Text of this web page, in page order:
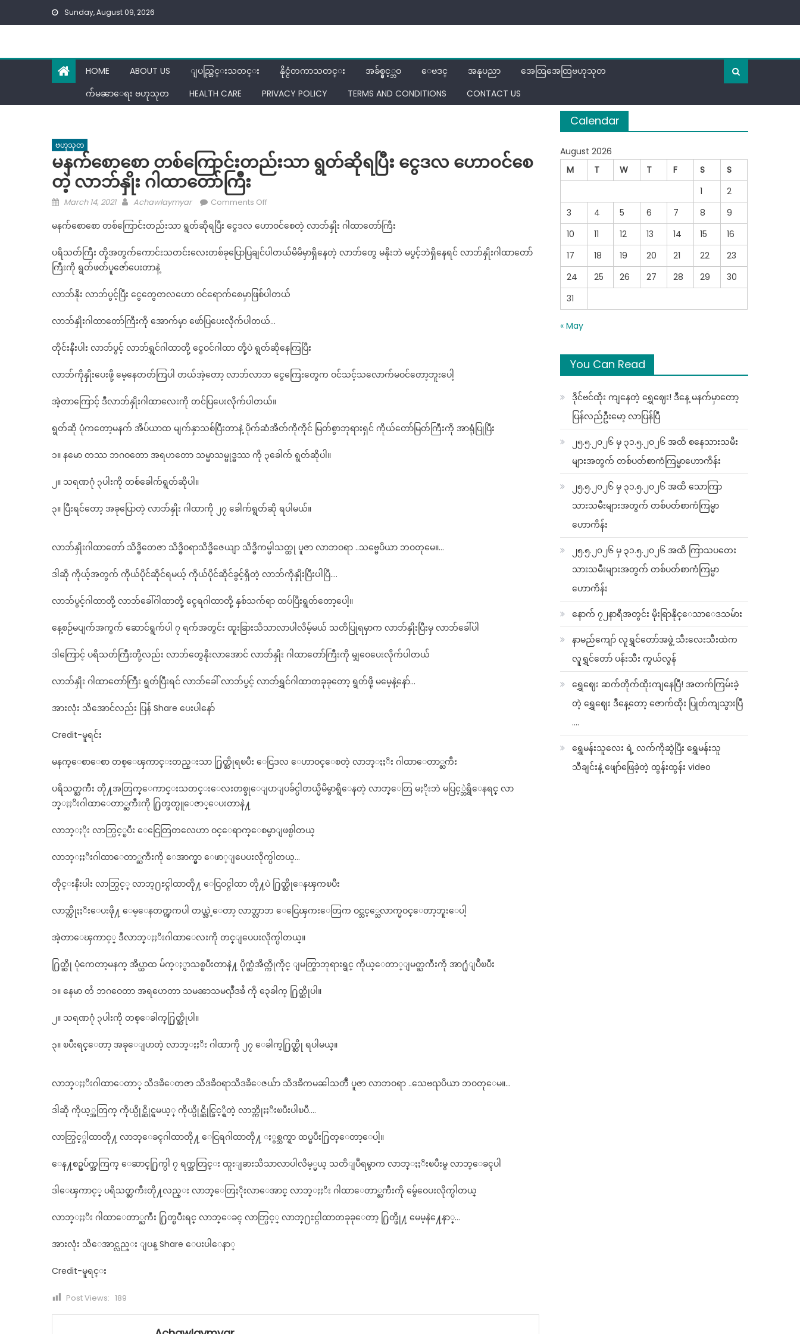
Sunday, August 09, 2026
HOME ABOUT US ျပည္တြင္းသတင္း နိုင္ငံတကာသတင္း အခ်စ္နွင့္ဘဝ ေဗဒင္ အနုပညာ
အေထြအေထြဗဟုသုတ
က်မၼာေရး ဗဟုသုတ
HEALTH CARE PRIVACY POLICY TERMS AND CONDITIONS CONTACT US
ဗဟုသုတ
မနက်စောစော တစ်ကြောင်းတည်းသာ ရွတ်ဆိုရပြီး ငွေဒလ ဟောဝင်စေ
တဲ့ လာဘ်နှိုး ဂါထာတော်ကြီး
Posted
March 14, 2021 Author
Achawlaymyar Comments Offon
စောစော
ကြောင်း
ရွတ်ဆို
ပြီး
ဒလ
ဝင်
စေ
တဲ့
လာဘ်
နှိုး
ဂါထာ
တော်
မနက်စောစော တစ်ကြောင်းတည်းသာ ရွတ်ဆိုရပြီး ငွေဒလ ဟောဝင်စေတဲ့ လာဘ်နှိုး ဂါထာတော်ကြီး
ပရိသတ်ကြီး တို့အတွက်ကောင်းသတင်းလေးတစ်ခုပြောပြချင်ပါတယ်မိမိမှာရှိနေတဲ့ လာဘ်တွေ မနိုးဘဲ မပွင့်ဘဲရှိနေရင် လာဘ်နှိုးဂါထာတော်
ကြီးကို ရွတ်ဖတ်ပူဇော်ပေးတာနဲ့
လာဘ်နိုး လာဘ်ပွင့်ပြီး ငွေတွေတလဟော ဝင်ရောက်စေမှာဖြစ်ပါတယ်
လာဘ်နှိုးဂါထာတော်ကြီးကို အောက်မှာ ဖော်ပြပေးလိုက်ပါတယ်…
တိုင်းနီးပါး လာဘ်ပွင့် လာဘ်ရွှင်ဂါထာတို့ ငွေဝင်ဂါထာ တို့ပဲ ရွတ်ဆိုနေကြပြီး
လာဘ်ကိုနှိုးပေးဖို့ မေ့နေတတ်ကြပါ တယ်အဲ့တော့ လာဘ်လာဘ ငွေကြေးတွေက ဝင်သင့်သလောက်မဝင်တော့ဘူးပေါ့
အဲ့တာကြောင့် ဒီလာဘ်နှိုးဂါထာလေးကို တင်ပြပေးလိုက်ပါတယ်။
ရွတ်ဆို ပုံကတော့မနက် အိပ်ယာထ မျက်နှာသစ်ပြီးတာနဲ့ ပိုက်ဆံအိတ်ကိုကိုင် မြတ်စွာဘုရားရှင် ကိုယ်တော်မြတ်ကြီးကို အာရုံပြုပြီး
၁။ နမော တဿ ဘဂဝတော အရဟတော သမ္မာသမ္ဗုဒ္ဓဿ ကို ၃ခေါက် ရွတ်ဆိုပါ။
၂။ သရဏဂုံ ၃ပါးကို တစ်ခေါက်ရွတ်ဆိုပါ။
၃။ ပြီးရင်တော့ အခုပြောတဲ့ လာဘ်နှိုး ဂါထာကို ၂၇ ခေါက်ရွတ်ဆို ရပါမယ်။
လာဘ်နှိုးဂါထာတော် သိဒ္ဓိတေဇာ သိဒ္ဓိဝရာသိဒ္ဓိဇေယျာ သိဒ္ဓိကမ္မါသတ္ထု ပူဇာ လာဘဝရာ ..သဗ္ဗေပိယာ ဘဝတုမေ။…
ဒါဆို ကိုယ့်အတွက် ကိုယ်ပိုင်ဆိုင်ရမယ့် ကိုယ်ပိုင်ဆိုင်ခွင့်ရှိတဲ့ လာဘ်ကိုနှိုးပြီးပါပြီ….
လာဘ်ပွင့်ဂါထာတို့ လာဘ်ခေါ်ဂါထာတို့ ငွေရဂါထာတို့ နှစ်သက်ရာ ထပ်ပြီးရွတ်တော့ပေါ့။
နေ့စဉ်မပျက်အကွက် ဆောင်ရွက်ပါ ၇ ရက်အတွင်း ထူးခြားသိသာလာပါလိမ့်မယ် သတိပြုရမှာက လာဘ်နှိုးပြီးမှ လာဘ်ခေါ်ပါ
ဒါကြောင့် ပရိသတ်ကြီးတို့လည်း လာဘ်တွေနိုးလာအောင် လာဘ်နှိုး ဂါထာတော်ကြီးကို မျှဝေပေးလိုက်ပါတယ်
လာဘ်နှိုး ဂါထာတော်ကြီး ရွတ်ပြီးရင် လာဘ်ခေါ် လာဘ်ပွင့် လာဘ်ရွှင်ဂါထာတခုခုတော့ ရွတ်ဖို့ မမေ့နဲ့နော်…
အားလုံး သိအောင်လည်း ပြန် Share ပေးပါနော်
Credit-မူရင်း
မနက္ေစာေစာ တစ္ေၾကာင္းတည္းသာ ႐ြတ္ဆိုရၿပီး ေငြဒလ ေဟာဝင္ေစတဲ့ လာဘ္ႏႈိး ဂါထာေတာ္ႀကီး
ပရိသတ္ႀကီး တို႔အတြက္ေကာင္းသတင္းေလးတစ္ခုေျပာျပခ်င္ပါတယ္မိမိမွာရွိေနတဲ့ လာဘ္ေတြ မႏိုးဘဲ မပြင့္ဘဲရွိေနရင္ လာ
ဘ္ႏႈိးဂါထာေတာ္ႀကီးကို ႐ြတ္ဖတ္ပူေဇာ္ေပးတာနဲ႔
လာဘ္ႏိုး လာဘ္ပြင့္ၿပီး ေငြေတြတလေဟာ ဝင္ေရာက္ေစမွာျဖစ္ပါတယ္
လာဘ္ႏႈိးဂါထာေတာ္ႀကီးကို ေအာက္မွာ ေဖာ္ျပေပးလိုက္ပါတယ္…
တိုင္းနီးပါး လာဘ္ပြင့္ လာဘ္႐ႊင္ဂါထာတို႔ ေငြဝင္ဂါထာ တို႔ပဲ ႐ြတ္ဆိုေနၾကၿပီး
လာဘ္ကိုႏႈိးေပးဖို႔ ေမ့ေနတတ္ၾကပါ တယ္အဲ့ေတာ့ လာဘ္လာဘ ေငြေၾကးေတြက ဝင္သင့္သေလာက္မဝင္ေတာ့ဘူးေပါ့
အဲ့တာေၾကာင့္ ဒီလာဘ္ႏႈိးဂါထာေလးကို တင္ျပေပးလိုက္ပါတယ္။
႐ြတ္ဆို ပုံကေတာ့မနက္ အိပ္ယာထ မ်က္ႏွာသစ္ၿပီးတာနဲ႔ ပိုက္ဆံအိတ္ကိုကိုင္ ျမတ္စြာဘုရားရွင္ ကိုယ္ေတာ္ျမတ္ႀကီးကို အာ႐ုံျပဳၿပီး
၁။ နေမာ တႆ ဘဂဝေတာ အရဟေတာ သမၼာသမၺဳဒၶႆ ကို ၃ေခါက္ ႐ြတ္ဆိုပါ။
၂။ သရဏဂုံ ၃ပါးကို တစ္ေခါက္႐ြတ္ဆိုပါ။
၃။ ၿပီးရင္ေတာ့ အခုေျပာတဲ့ လာဘ္ႏႈိး ဂါထာကို ၂၇ ေခါက္႐ြတ္ဆို ရပါမယ္။
လာဘ္ႏႈိးဂါထာေတာ္ သိဒၶိေတဇာ သိဒၶိဝရာသိဒၶိေဇယ်ာ သိဒၶိကမၼါသတၳဳ ပူဇာ လာဘဝရာ ..သေဗၺပိယာ ဘဝတုေမ။…
ဒါဆို ကိုယ့္အတြက္ ကိုယ္ပိုင္ဆိုင္ရမယ့္ ကိုယ္ပိုင္ဆိုင္ခြင့္ရွိတဲ့ လာဘ္ကိုႏႈိးၿပီးပါၿပီ….
လာဘ္ပြင့္ဂါထာတို႔ လာဘ္ေခၚဂါထာတို႔ ေငြရဂါထာတို႔ ႏွစ္သက္ရာ ထပ္ၿပီး႐ြတ္ေတာ့ေပါ့။
ေန႔စဥ္မပ်က္အကြက္ ေဆာင္႐ြက္ပါ ၇ ရက္အတြင္း ထူးျခားသိသာလာပါလိမ့္မယ္ သတိျပဳရမွာက လာဘ္ႏႈိးၿပီးမွ လာဘ္ေခၚပါ
ဒါေၾကာင့္ ပရိသတ္ႀကီးတို႔လည္း လာဘ္ေတြႏိုးလာေအာင္ လာဘ္ႏႈိး ဂါထာေတာ္ႀကီးကို မွ်ေဝေပးလိုက္ပါတယ္
လာဘ္ႏႈိး ဂါထာေတာ္ႀကီး ႐ြတ္ၿပီးရင္ လာဘ္ေခၚ လာဘ္ပြင့္ လာဘ္႐ႊင္ဂါထာတခုခုေတာ့ ႐ြတ္ဖို႔ မေမ့နဲ႔ေနာ္…
အားလုံး သိေအာင္လည္း ျပန္ Share ေပးပါေနာ္
Credit-မူရင္း
Post Views: 189
Calendar
August 2026
M
T W T F S
S
1
2
3
4 5 6 7 8
9
10
11 12 13 14 15
16
17
18 19 20 21 22
23
24
25 26 27 28 29
30
31
« May
You Can Read
ဒိုင်ဗင်ထိုး ကျနေတဲ့ ရွှေဈေး! ဒီနေ့ မနက်မှာတော့
ပြန်လည်ဦးမော့ လာပြန်ပြီ
၂၅.၅.၂၀၂၆ မှ ၃၁.၅.၂၀၂၆ အထိ စနေသားသမီး
များအတွက် တစ်ပတ်စာကံကြမ္မာဟောကိန်း
၂၅.၅.၂၀၂၆ မှ ၃၁.၅.၂၀၂၆ အထိ သောကြာ
သားသမီးများအတွက် တစ်ပတ်စာကံကြမ္မာ
ဟောကိန်း
၂၅.၅.၂၀၂၆ မှ ၃၁.၅.၂၀၂၆ အထိ ကြာသပတေး
သားသမီးများအတွက် တစ်ပတ်စာကံကြမ္မာ
ဟောကိန်း
နောက် ၇၂နာရီအတွင်း မိုးရြာနိုင္ေသာေဒသမ်ား
နာမည်ကျော် လူရွှင်တော်အဖွဲ့ သီးလေးသီးထဲက
လူရွှင်တော် ပန်းသီး ကွယ်လွန်
ရွှေဈေး ဆက်တိုက်ထိုးကျနေပြီ! အတက်ကြမ်းခဲ့
တဲ့ ရွှေဈေး ဒီနေ့တော့ ဇောက်ထိုး ပြုတ်ကျသွားပြီ
….
ရွှေမန်းသူလေး ရဲ့ လက်ကိုဆွဲပြီး ရွှေမန်းသူ
သီချင်းနဲ့ ဖျော်ဖြေခဲ့တဲ့ ထွန်းထွန်း video